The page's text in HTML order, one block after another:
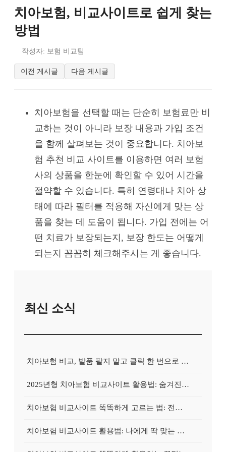
치아보험, 비교사이트로 쉽게 찾는
방법
작성자: 보험 비교팀
이전 게시글 다음 게시글
치아보험을 선택할 때는 단순히 보험료만 비
교하는 것이 아니라 보장 내용과 가입 조건
을 함께 살펴보는 것이 중요합니다. 치아보
험 추천 비교 사이트를 이용하면 여러 보험
사의 상품을 한눈에 확인할 수 있어 시간을
절약할 수 있습니다. 특히 연령대나 치아 상
태에 따라 필터를 적용해 자신에게 맞는 상
품을 찾는 데 도움이 됩니다. 가입 전에는 어
떤 치료가 보장되는지, 보장 한도는 어떻게
되는지 꼼꼼히 체크해주시는 게 좋습니다.
최신 소식
치아보험 비교, 발품 팔지 말고 클릭 한 번으로 끝내는 비법! 후기 대방출
2025년형 치아보험 비교사이트 활용법: 숨겨진 보험금 100% 환급 전략
치아보험 비교사이트 똑똑하게 고르는 법: 전문가가 알려주는 5가지 꿀팁
치아보험 비교사이트 활용법: 나에게 딱 맞는 보험, 손쉽게 찾는 비법 공개